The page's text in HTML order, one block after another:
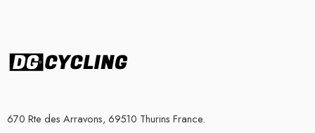
670 Rte des Arravons, 69510 Thurins France.